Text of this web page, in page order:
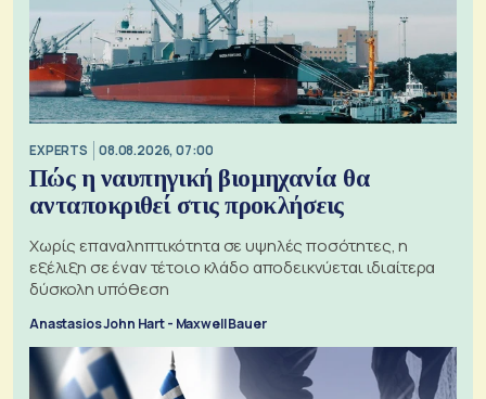
EXPERTS 08.08.2026, 07:00
Πώς η ναυπηγική βιομηχανία θα
ανταποκριθεί στις προκλήσεις
Χωρίς επαναληπτικότητα σε υψηλές ποσότητες, η
εξέλιξη σε έναν τέτοιο κλάδο αποδεικνύεται ιδιαίτερα
δύσκολη υπόθεση
Anastasios John Hart - Maxwell Bauer